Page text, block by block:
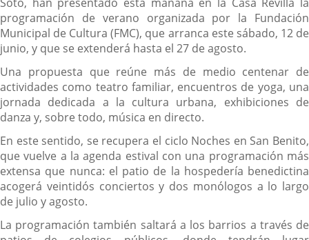
programación de verano organizada por la Fundación
Municipal de Cultura (FMC), que arranca este sábado, 12 de
junio, y que se extenderá hasta el 27 de agosto.
Una propuesta que reúne más de medio centenar de
actividades como teatro familiar, encuentros de yoga, una
jornada dedicada a la cultura urbana, exhibiciones de
danza y, sobre todo, música en directo.
En este sentido, se recupera el ciclo Noches en San Benito,
que vuelve a la agenda estival con una programación más
extensa que nunca: el patio de la hospedería benedictina
acogerá veintidós conciertos y dos monólogos a lo largo
de julio y agosto.
La programación también saltará a los barrios a través de